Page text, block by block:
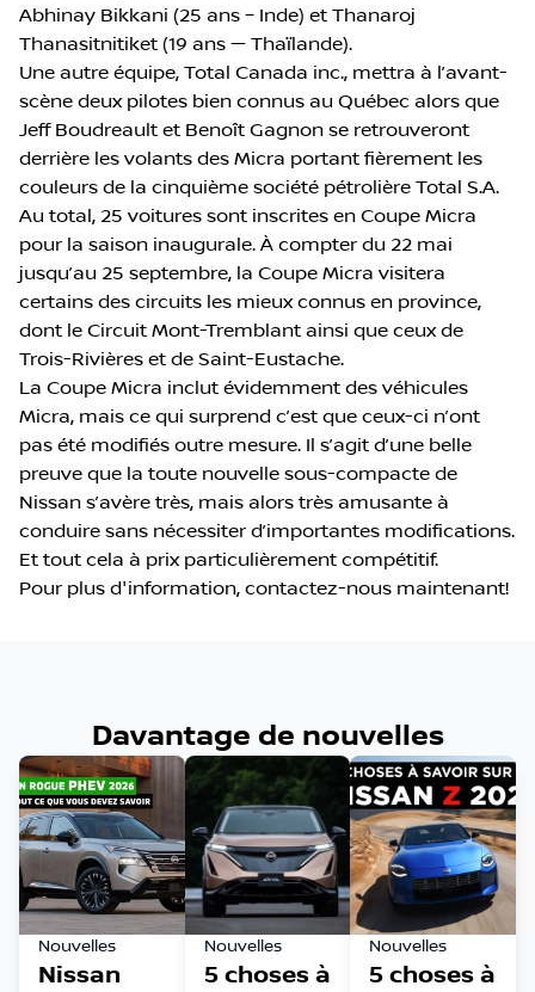
Abhinay Bikkani (25 ans – Inde) et Thanaroj
Thanasitnitiket (19 ans — Thaïlande).
Une autre équipe, Total Canada inc., mettra à l’avant-
scène deux pilotes bien connus au Québec alors que
Jeff Boudreault et Benoît Gagnon se retrouveront
derrière les volants des Micra portant fièrement les
couleurs de la cinquième société pétrolière Total S.A.
Au total, 25 voitures sont inscrites en Coupe Micra
pour la saison inaugurale. À compter du 22 mai
jusqu’au 25 septembre, la Coupe Micra visitera
certains des circuits les mieux connus en province,
dont le Circuit Mont-Tremblant ainsi que ceux de
Trois-Rivières et de Saint-Eustache.
La Coupe Micra inclut évidemment des véhicules
Micra, mais ce qui surprend c’est que ceux-ci n’ont
pas été modifiés outre mesure. Il s’agit d’une belle
preuve que la toute nouvelle sous-compacte de
Nissan s’avère très, mais alors très amusante à
conduire sans nécessiter d’importantes modifications.
Et tout cela à prix particulièrement compétitif.
Pour plus d'information, contactez-nous maintenant!
Davantage de nouvelles
Nouvelles
Nissan
Nouvelles
5 choses à
Nouvelles
5 choses à